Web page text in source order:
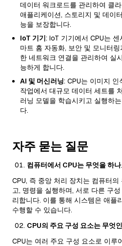
데이터 워크로드를 관리하여 클
애플리케이션, 스토리지 및 데이
능을 보장합니다.
IoT 기기: IoT 기기에서 CPU는
마트 홈 자동화, 보안 및 모니터
한 네트워크 연결을 관리하여 실
능하게 합니다.
AI 및 머신러닝: CPU는 이미지
작업에서 대규모 데이터 세트를
러닝 모델을 학습시키고 실행하
다.
자주 묻는 질문
컴퓨터에서 CPU는 무엇을 하
CPU, 즉 중앙 처리 장치는 컴퓨터
고, 명령을 실행하며, 서로 다른 구
리합니다. 이를 통해 시스템은 애플
수행할 수 있습니다.
CPU의 주요 구성 요소는 무엇
CPU는 여러 주요 구성 요소로 이루